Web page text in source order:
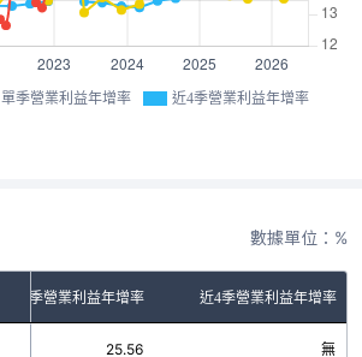
單季營業利益年增率 近4季營業利益年增率
數據單位：%
單季營業利益年增率 近4季營業利益年增率
25.56 無